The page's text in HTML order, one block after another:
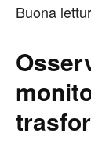
Buona